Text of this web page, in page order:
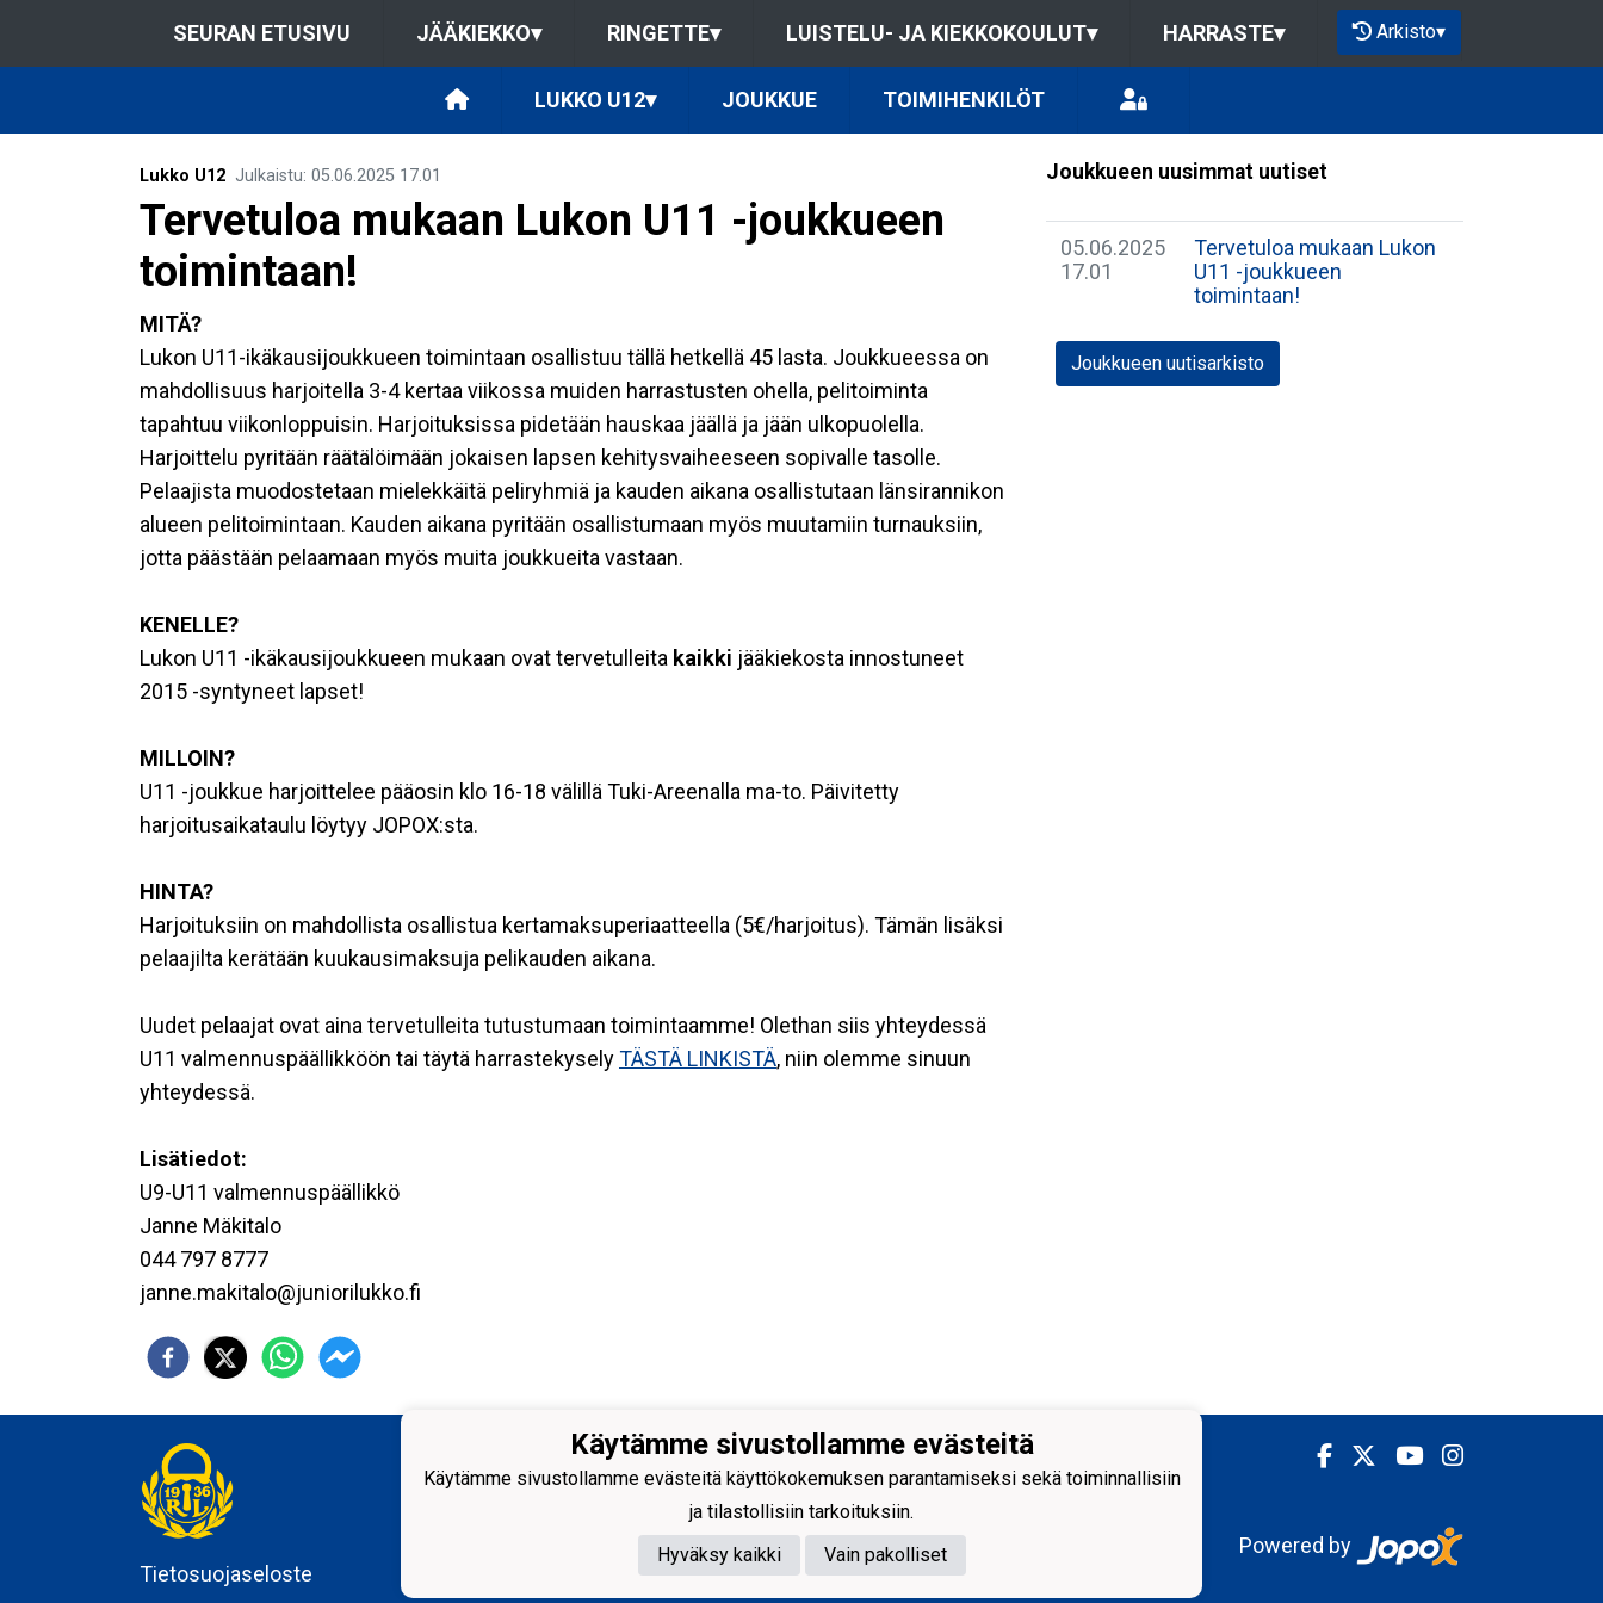
SEURAN ETUSIVU JÄÄKIEKKO▾ RINGETTE▾ LUISTELU- JA KIEKKOKOULUT▾ HARRASTE▾ Arkisto▾
LUKKO U12▾ JOUKKUE TOIMIHENKILÖT
Lukko U12 Julkaistu: 05.06.2025 17.01
Tervetuloa mukaan Lukon U11 -joukkueen
toimintaan!
MITÄ?
Lukon U11-ikäkausijoukkueen toimintaan osallistuu tällä hetkellä 45 lasta. Joukkueessa on
mahdollisuus harjoitella 3-4 kertaa viikossa muiden harrastusten ohella, pelitoiminta
tapahtuu viikonloppuisin. Harjoituksissa pidetään hauskaa jäällä ja jään ulkopuolella.
Harjoittelu pyritään räätälöimään jokaisen lapsen kehitysvaiheeseen sopivalle tasolle.
Pelaajista muodostetaan mielekkäitä peliryhmiä ja kauden aikana osallistutaan länsirannikon
alueen pelitoimintaan. Kauden aikana pyritään osallistumaan myös muutamiin turnauksiin,
jotta päästään pelaamaan myös muita joukkueita vastaan.
KENELLE?
Lukon U11 -ikäkausijoukkueen mukaan ovat tervetulleita kaikki jääkiekosta innostuneet
2015 -syntyneet lapset!
MILLOIN?
U11 -joukkue harjoittelee pääosin klo 16-18 välillä Tuki-Areenalla ma-to. Päivitetty
harjoitusaikataulu löytyy JOPOX:sta.
HINTA?
Harjoituksiin on mahdollista osallistua kertamaksuperiaatteella (5€/harjoitus). Tämän lisäksi
pelaajilta kerätään kuukausimaksuja pelikauden aikana.
Uudet pelaajat ovat aina tervetulleita tutustumaan toimintaamme! Olethan siis yhteydessä
U11 valmennuspäällikköön tai täytä harrastekyselyTÄSTÄ LINKISTÄ, niin olemme sinuun
yhteydessä.
Lisätiedot:
U9-U11 valmennuspäällikkö
Janne Mäkitalo
044 797 8777
janne.makitalo@juniorilukko.fi
Joukkueen uusimmat uutiset
05.06.2025
17.01
Tervetuloa mukaan Lukon
U11 -joukkueen
toimintaan!
Joukkueen uutisarkisto
Tietosuojaseloste
Rauman Lukko ry
Kuninkaankatu 3
Powered by
Käytämme sivustollamme evästeitä
Käytämme sivustollamme evästeitä käyttökokemuksen parantamiseksi sekä toiminnallisiin
ja tilastollisiin tarkoituksiin.
Hyväksy kaikki
Vain pakolliset